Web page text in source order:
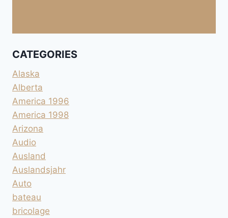
CATEGORIES
Alaska
Alberta
America 1996
America 1998
Arizona
Audio
Ausland
Auslandsjahr
Auto
bateau
bricolage